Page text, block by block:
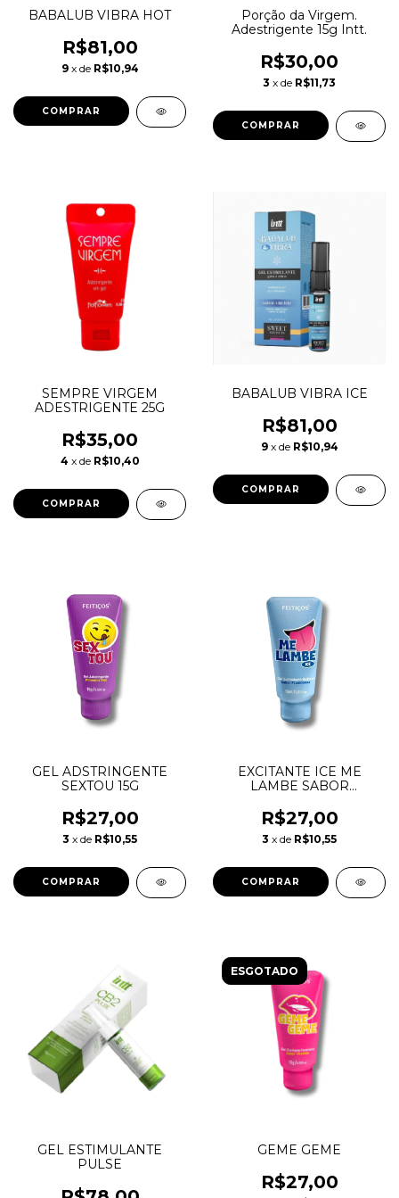
BABALUB VIBRA HOT
R$81,00
9 x de R$10,94
Porção da Virgem.
Adestrigente 15g Intt.
R$30,00
3 x de R$11,73
SEMPRE VIRGEM
ADESTRIGENTE 25G
R$35,00
4 x de R$10,40
BABALUB VIBRA ICE
R$81,00
9 x de R$10,94
GEL ADSTRINGENTE
SEXTOU 15G
R$27,00
3 x de R$10,55
EXCITANTE ICE ME
LAMBE SABOR
R$27,00
3 x de R$10,55
GEL ESTIMULANTE
PULSE
ESGOTADO
GEME GEME
R$27,00